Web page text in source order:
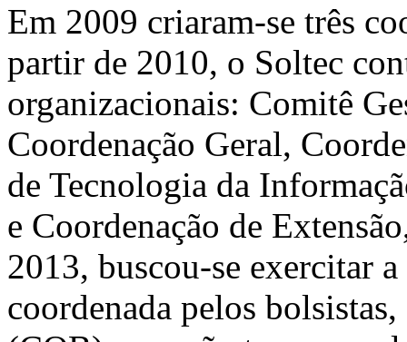
Em 2009 criaram-se três
partir de 2010, o Soltec
organizacionais: Comitê
Coordenação Geral,
de Tecnologia da
e Coordenação de
2013, buscou-se exercitar
coordenada pelos